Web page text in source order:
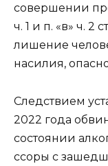
совершении
ч. 1 и п. «в» ч. 2
лишение
насилия,
Следствием
2022 года
состоянии
ссоры с